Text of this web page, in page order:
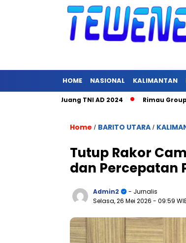
HOME NASIONAL KALIMANTAN
Hari Juang TNI AD 2024 Rimau Group
Home / BARITO UTARA /
Tutup Rakor
dan Percepatan
Admin2
- Jurnalis
Selasa, 26 Mei 2026 - 09:59